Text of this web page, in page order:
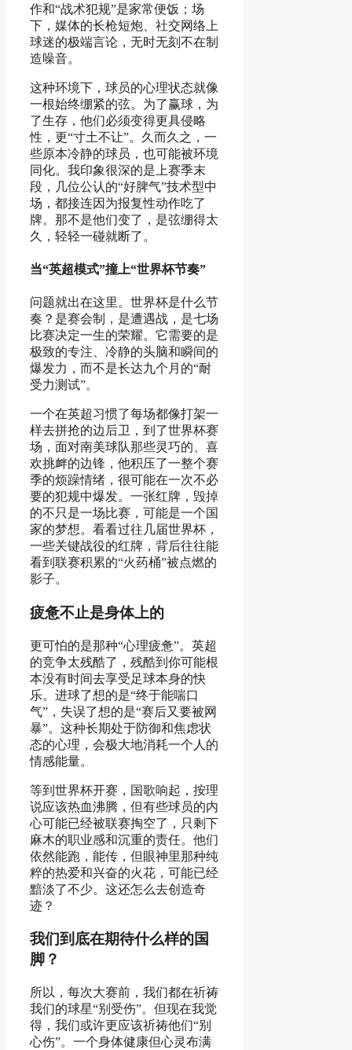
作和“战术犯规”是家常便饭；场
下，媒体的长枪短炮、社交网络上
球迷的极端言论，无时无刻不在制
造噪音。
这种环境下，球员的心理状态就像
一根始终绷紧的弦。为了赢球，为
了生存，他们必须变得更具侵略
性，更“寸土不让”。久而久之，一
些原本冷静的球员，也可能被环境
同化。我印象很深的是上赛季末
段，几位公认的“好脾气”技术型中
场，都接连因为报复性动作吃了
牌。那不是他们变了，是弦绷得太
久，轻轻一碰就断了。
当“英超模式”撞上“世界杯节奏”
问题就出在这里。世界杯是什么节
奏？是赛会制，是遭遇战，是七场
比赛决定一生的荣耀。它需要的是
极致的专注、冷静的头脑和瞬间的
爆发力，而不是长达九个月的“耐
受力测试”。
一个在英超习惯了每场都像打架一
样去拼抢的边后卫，到了世界杯赛
场，面对南美球队那些灵巧的、喜
欢挑衅的边锋，他积压了一整个赛
季的烦躁情绪，很可能在一次不必
要的犯规中爆发。一张红牌，毁掉
的不只是一场比赛，可能是一个国
家的梦想。看看过往几届世界杯，
一些关键战役的红牌，背后往往能
看到联赛积累的“火药桶”被点燃的
影子。
疲惫不止是身体上的
更可怕的是那种“心理疲惫”。英超
的竞争太残酷了，残酷到你可能根
本没有时间去享受足球本身的快
乐。进球了想的是“终于能喘口
气”，失误了想的是“赛后又要被网
暴”。这种长期处于防御和焦虑状
态的心理，会极大地消耗一个人的
情感能量。
等到世界杯开赛，国歌响起，按理
说应该热血沸腾，但有些球员的内
心可能已经被联赛掏空了，只剩下
麻木的职业感和沉重的责任。他们
依然能跑，能传，但眼神里那种纯
粹的热爱和兴奋的火花，可能已经
黯淡了不少。这还怎么去创造奇
迹？
我们到底在期待什么样的国
脚？
所以，每次大赛前，我们都在祈祷
我们的球星“别受伤”。但现在我觉
得，我们或许更应该祈祷他们“别
心伤”。一个身体健康但心灵布满